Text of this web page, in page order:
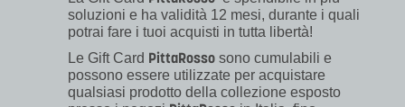
soluzioni e ha validità 12 mesi, durante i quali
potrai fare i tuoi acquisti in tutta libertà!
Le Gift Card PittaRosso sono cumulabili e
possono essere utilizzate per acquistare
qualsiasi prodotto della collezione esposto